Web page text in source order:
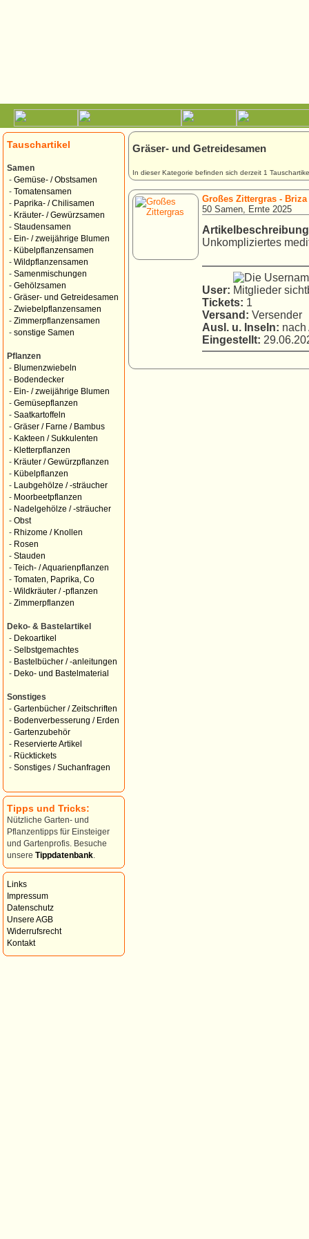
Tauschartikel
Samen
- Gemüse- / Obstsamen
- Tomatensamen
- Paprika- / Chilisamen
- Kräuter- / Gewürzsamen
- Staudensamen
- Ein- / zweijährige Blumen
- Kübelpflanzensamen
- Wildpflanzensamen
- Samenmischungen
- Gehölzsamen
- Gräser- und Getreidesamen
- Zwiebelpflanzensamen
- Zimmerpflanzensamen
- sonstige Samen
Pflanzen
- Blumenzwiebeln
- Bodendecker
- Ein- / zweijährige Blumen
- Gemüsepflanzen
- Saatkartoffeln
- Gräser / Farne / Bambus
- Kakteen / Sukkulenten
- Kletterpflanzen
- Kräuter / Gewürzpflanzen
- Kübelpflanzen
-
Laubgehölze / -sträucher
- Moorbeetpflanzen
- Nadelgehölze / -sträucher
- Obst
- Rhizome / Knollen
- Rosen
- Stauden
- Teich- / Aquarienpflanzen
- Tomaten, Paprika, Co
- Wildkräuter / -pflanzen
- Zimmerpflanzen
Deko- & Bastelartikel
- Dekoartikel
- Selbstgemachtes
- Bastelbücher / -anleitungen
- Deko- und Bastelmaterial
Sonstiges
- Gartenbücher / Zeitschriften
- Bodenverbesserung / Erden
- Gartenzubehör
- Reservierte Artikel
- Rücktickets
- Sonstiges / Suchanfragen
Tipps und Tricks:
Nützliche Garten- und
Pflanzentipps für Einsteiger
und Gartenprofis. Besuche
unsere Tippdatenbank
Links
Impressum
Datenschutz
Unsere AGB
Widerrufsrecht
Kontakt
Gräser- und Getreidesamen
In dieser Kategorie befinden sich derzeit 1
Großes Zittergras -
50 Samen, Ernte 2025
Unkompliziertes
User:
Tickets: 1
Versand: Versender
Ausl. u. Inseln: nach
Eingestellt: